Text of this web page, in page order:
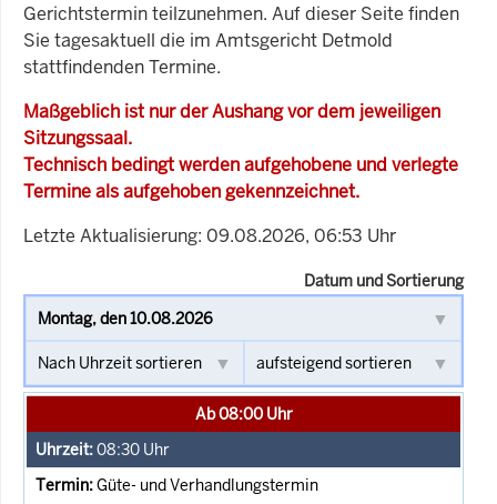
Gerichtstermin teilzunehmen. Auf dieser Seite finden
Sie tagesaktuell die im Amtsgericht Detmold
stattfindenden Termine.
Maßgeblich ist nur der Aushang vor dem jeweiligen
Sitzungssaal.
Technisch bedingt werden aufgehobene und verlegte
Termine als aufgehoben gekennzeichnet.
Letzte Aktualisierung: 09.08.2026, 06:53 Uhr
Datum und Sortierung
Ab 08:00 Uhr
08:30 Uhr
Güte- und Verhandlungstermin